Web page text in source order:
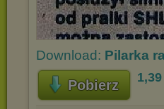
Download: Pilarka
Pobierz